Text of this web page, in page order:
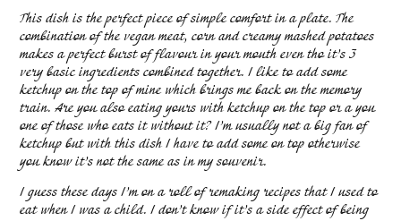
This dish is the perfect piece of simple comfort in a plate. The
combination of the vegan meat, corn and creamy mashed potatoes
makes a perfect burst of flavour in your mouth even tho it’s 3
very basic ingredients combined together. I like to add some
ketchup on the top of mine which brings me back on the memory
train. Are you also eating yours with ketchup on the top or a you
one of those who eats it without it? I’m usually not a big fan of
ketchup but with this dish I have to add some on top otherwise
you know it’s not the same as in my souvenir.
I guess these days I’m on a roll of remaking recipes that I used to
eat when I was a child. I don’t know if it’s a side effect of being